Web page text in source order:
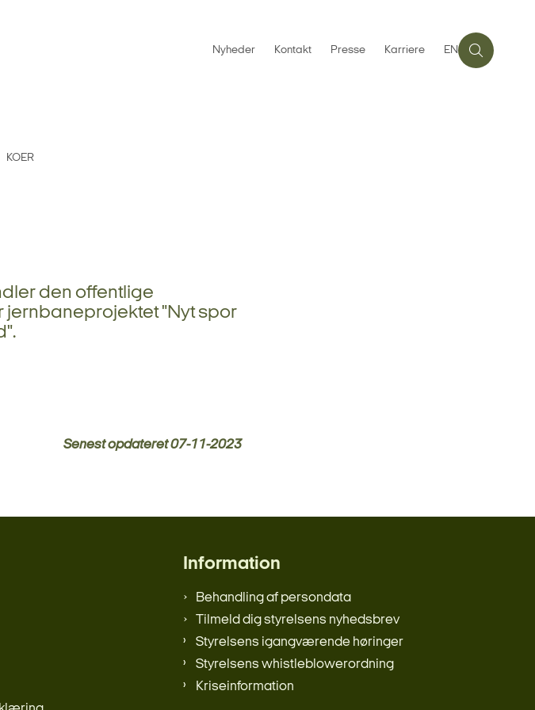
Nyheder Kontakt Presse Karriere EN
KOER
den offentlige
jernbaneprojektet "Nyt spor
Senest opdateret07-11-2023
Information
Behandling af persondata
Tilmeld dig styrelsens nyhedsbrev
Styrelsens igangværende høringer
Styrelsens whistleblowerordning
Kriseinformation